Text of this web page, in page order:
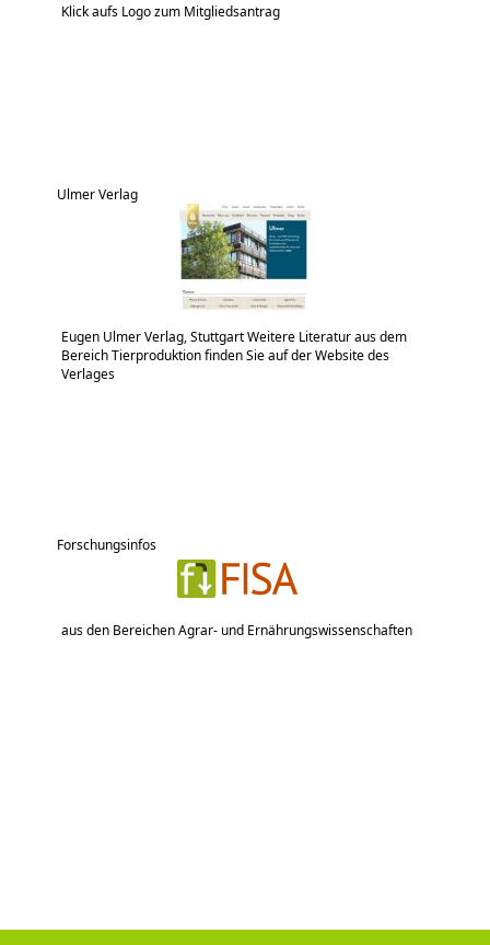
Klick aufs Logo zum Mitgliedsantrag
Ulmer Verlag
Eugen Ulmer Verlag, Stuttgart Weitere Literatur aus dem
Bereich Tierproduktion finden Sie auf der Website des
Verlages
Forschungsinfos
aus den Bereichen Agrar- und Ernährungswissenschaften